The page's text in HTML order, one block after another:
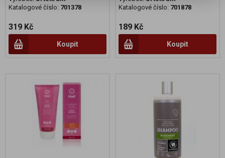
Katalogové číslo: 701378
319 Kč
Koupit
Katalogové číslo: 701878
189 Kč
Koupit